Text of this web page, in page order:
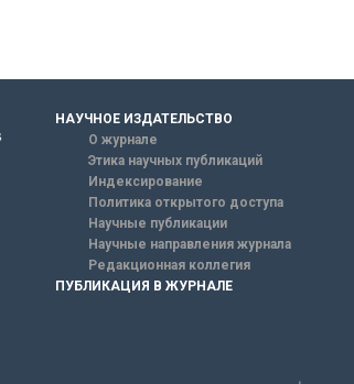
НАУЧНОЕ ИЗДАТЕЛЬСТВО
О журнале
Этика научных публикаций
Индексирование
Политика открытого доступа
Научные публикации
Научные направления журнала
Редакционная коллегия
ПУБЛИКАЦИЯ В ЖУРНАЛЕ